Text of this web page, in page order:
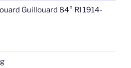
Guillouard 84° RI 1914-